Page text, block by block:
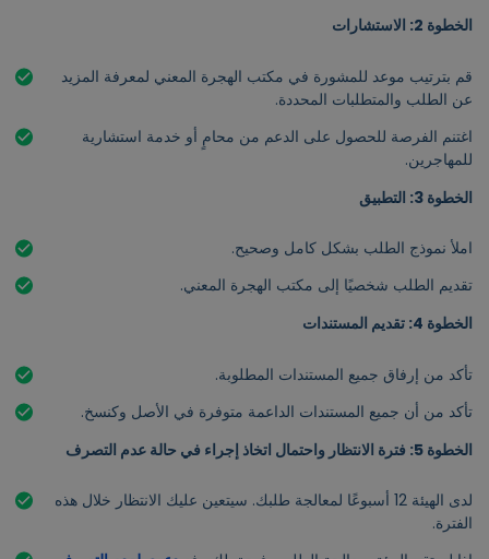
الخطوة 2: الاستشارات
قم بترتيب موعد للمشورة في مكتب الهجرة المعني لمعرفة المزيد
عن الطلب والمتطلبات المحددة.
اغتنم الفرصة للحصول على الدعم من محامٍ أو خدمة استشارية
للمهاجرين.
الخطوة 3: التطبيق
املأ نموذج الطلب بشكل كامل وصحيح.
تقديم الطلب شخصيًا إلى مكتب الهجرة المعني.
الخطوة 4: تقديم المستندات
تأكد من إرفاق جميع المستندات المطلوبة.
تأكد من أن جميع المستندات الداعمة متوفرة في الأصل وكنسخ.
الخطوة 5: فترة الانتظار واحتمال اتخاذ إجراء في حالة عدم التصرف
لدى الهيئة 12 أسبوعًا لمعالجة طلبك. سيتعين عليك الانتظار خلال هذه
الفترة.